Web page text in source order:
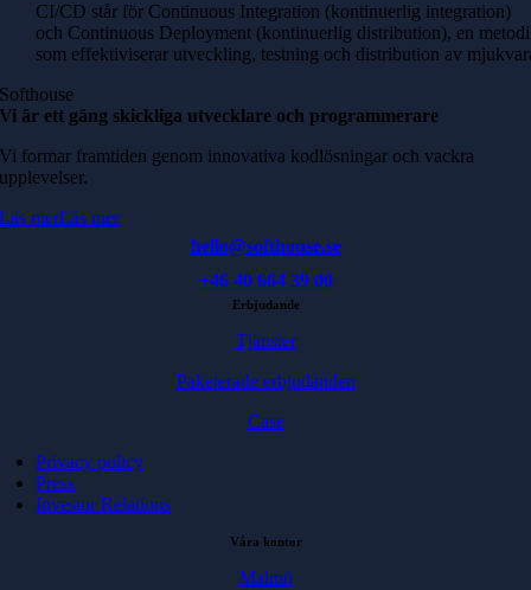
CI/CD står för Continuous Integration (kontinuerlig integration)
och Continuous Deployment (kontinuerlig distribution), en
som effektiviserar utveckling, testning och distribution av
Softhouse
Vi är ett gäng skickliga utvecklare och programmerare
Vi formar framtiden genom innovativa kodlösningar och vackra
upplevelser.
Läs merLäs mer
hello@softhouse.se
+46 40 664 39 00
Erbjudande
Tjänster
Paketerade erbjudanden
Case
Privacy policy
Press
Investor Relations
Våra kontor
Malmö